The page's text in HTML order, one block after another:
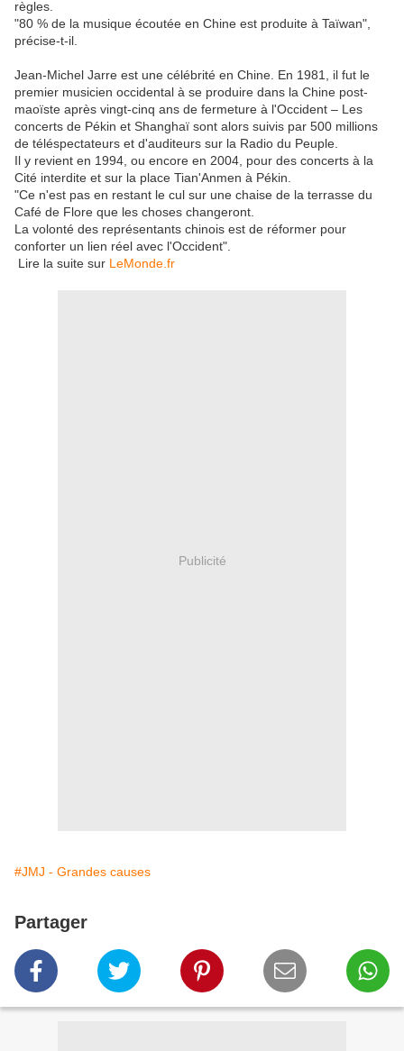
règles.
"80 % de la musique écoutée en Chine est produite à Taïwan",
précise-t-il.
Jean-Michel Jarre est une célébrité en Chine. En 1981, il fut le
premier musicien occidental à se produire dans la Chine post-
maoïste après vingt-cinq ans de fermeture à l'Occident – Les
concerts de Pékin et Shanghaï sont alors suivis par 500 millions
de téléspectateurs et d'auditeurs sur la Radio du Peuple.
Il y revient en 1994, ou encore en 2004, pour des concerts à la
Cité interdite et sur la place Tian'Anmen à Pékin.
"Ce n'est pas en restant le cul sur une chaise de la terrasse du
Café de Flore que les choses changeront.
La volonté des représentants chinois est de réformer pour
conforter un lien réel avec l'Occident".
Lire la suite sur LeMonde.fr
Publicité
#JMJ - Grandes causes
Partager